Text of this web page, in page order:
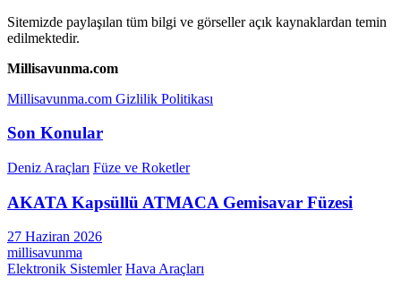
Sitemizde paylaşılan tüm bilgi ve görseller açık kaynaklardan temin
edilmektedir.
Millisavunma.com
Millisavunma.com Gizlilik Politikası
Son Konular
Deniz Araçları Füze ve Roketler
AKATA Kapsüllü ATMACA Gemisavar Füzesi
27 Haziran 2026
millisavunma
Elektronik Sistemler Hava Araçları